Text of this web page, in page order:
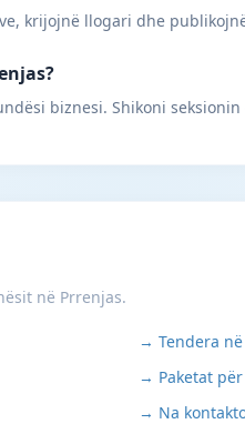
krijojnë llogari dhe
biznesi. Shikoni
në Prrenjas.
→ Tendera
→ Paketat
→ Na